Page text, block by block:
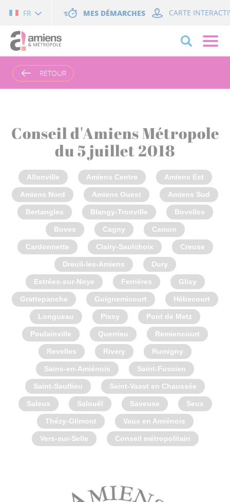
FR MES DÉMARCHES CARTE
RETOUR
Conseil d'Amiens Métropole
du 5 juillet 2018
Allonville Amiens Centre Amiens Est
Amiens Nord Amiens Ouest Amiens Sud
Bertangles Blangy-Tronville Bovelles
Boves Cagny Camon
Cardonnette Clairy-Saulchoix Creuse
Dreuil-les-Amiens Dury
Estrées-sur-Noye Ferrières Glisy
Grattepanche Guignemicourt Hébecourt
Longueau Pissy Pont de Metz
Poulainville Querrieu Remiencourt
Revelles Rivery Rumigny
Sains-en-Amiénois Saint-Fuscien
Saint-Sauflieu Saint-Vaast en Chaussée
Saleux Salouël Saveuse Seux
Thézy-Glimont Vaux en Amiénois
Vers-sur-Selle Conseil métropolitain